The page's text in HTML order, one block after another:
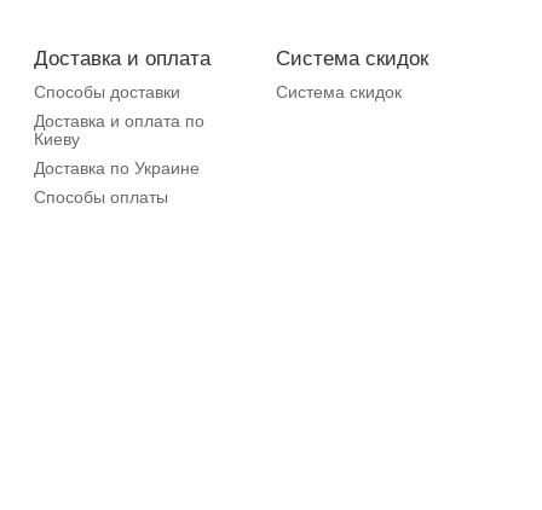
Доставка и оплата
Способы доставки
Доставка и оплата по
Киеву
Доставка по Украине
Способы оплаты
Система скидок
Система скидок